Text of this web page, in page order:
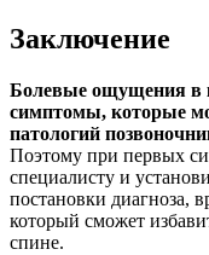
Заключение
Болевые ощущения в
симптомы, которые
патологий
Поэтому при первых
специалисту и
постановки диагноза,
который сможет
спине.